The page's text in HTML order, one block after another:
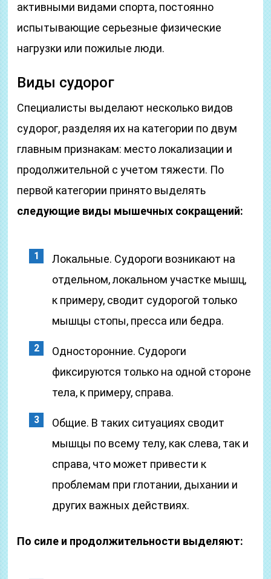
активными видами спорта, постоянно
испытывающие серьезные физические
нагрузки или пожилые люди.
Виды судорог
Специалисты выделают несколько видов
судорог, разделяя их на категории по двум
главным признакам: место локализации и
продолжительной с учетом тяжести. По
первой категории принято выделять
следующие виды мышечных сокращений:
Локальные. Судороги возникают на
отдельном, локальном участке мышц,
к примеру, сводит судорогой только
мышцы стопы, пресса или бедра.
Односторонние. Судороги
фиксируются только на одной стороне
тела, к примеру, справа.
Общие. В таких ситуациях сводит
мышцы по всему телу, как слева, так и
справа, что может привести к
проблемам при глотании, дыхании и
других важных действиях.
По силе и продолжительности выделяют: